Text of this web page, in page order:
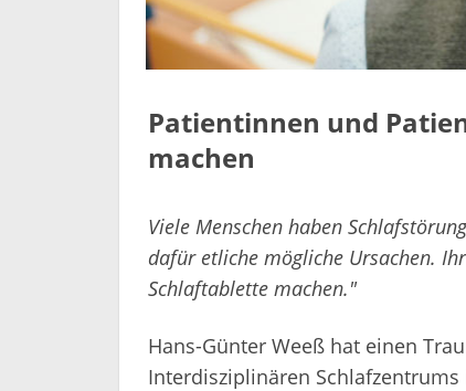
Patientinnen und
machen
Viele Menschen haben
dafür etliche mögliche Ursachen.
Schlaftablette machen."
Hans-Günter Weeß hat einen
Interdisziplinären